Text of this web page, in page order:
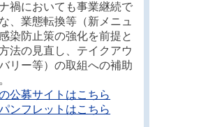
禍においても事業継続で
、業態転換等（新メニュ
染防止策の強化を前提と
法の見直し、テイクアウ
リー等）の取組への補助
公募サイトはこちら
ンフレットはこちら